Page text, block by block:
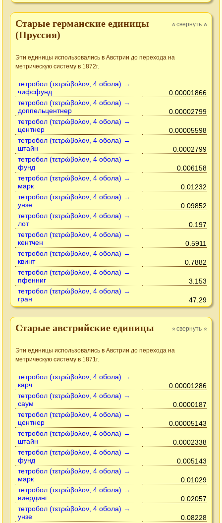
»свернуть»
Старые германские единицы
(Пруссия)
Эти единицы использовались в Австрии до перехода на
метрическую систему в 1872г.
тетробол (τετρώβολον, 4 обола) →
чифсфунд
0.00001866
тетробол (τετρώβολον, 4 обола) →
доппельцентнер
0.00002799
тетробол (τετρώβολον, 4 обола) →
центнер
0.00005598
тетробол (τετρώβολον, 4 обола) →
штайн
0.0002799
тетробол (τετρώβολον, 4 обола) →
фунд
0.006158
тетробол (τετρώβολον, 4 обола) →
марк
0.01232
тетробол (τετρώβολον, 4 обола) →
унзе
0.09852
тетробол (τετρώβολον, 4 обола) →
лот
0.197
тетробол (τετρώβολον, 4 обола) →
кентчен
0.5911
тетробол (τετρώβολον, 4 обола) →
квинт
0.7882
тетробол (τετρώβολον, 4 обола) →
пфенниг
3.153
тетробол (τετρώβολον, 4 обола) →
гран
47.29
»свернуть»
Старые австрийские единицы
Эти единицы использовались в Австрии до перехода на
метрическую систему в 1871г.
тетробол (τετρώβολον, 4 обола) →
карч
0.00001286
тетробол (τετρώβολον, 4 обола) →
саум
0.0000187
тетробол (τετρώβολον, 4 обола) →
центнер
0.00005143
тетробол (τετρώβολον, 4 обола) →
штайн
0.0002338
тетробол (τετρώβολον, 4 обола) →
фунд
0.005143
тетробол (τετρώβολον, 4 обола) →
марк
0.01029
тетробол (τετρώβολον, 4 обола) →
виердинг
0.02057
тетробол (τετρώβολον, 4 обола) →
унзе
0.08228